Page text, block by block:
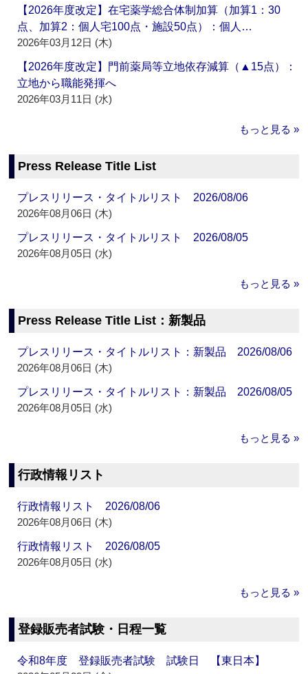
【2026年度改定】在宅薬学総合体制加算（加算1：30
点、加算2：個人宅100点・施設50点）：個人…
2026年03月12日 (木)
【2026年度改定】門前薬局等立地依存減算（▲15点）：
立地から職能発揮へ
2026年03月11日 (水)
もっと見る »
Press Release Title List
プレスリリース・タイトルリスト 2026/08/06
2026年08月06日 (木)
プレスリリース・タイトルリスト 2026/08/05
2026年08月05日 (水)
もっと見る »
Press Release Title List：新製品
プレスリリース・タイトルリスト：新製品 2026/08/06
2026年08月06日 (木)
プレスリリース・タイトルリスト：新製品 2026/08/05
2026年08月05日 (水)
もっと見る »
行政情報リスト
行政情報リスト 2026/08/06
2026年08月06日 (木)
行政情報リスト 2026/08/05
2026年08月05日 (水)
もっと見る »
登録販売者試験・日程一覧
令和8年度 登録販売者試験 試験日 【東日本】